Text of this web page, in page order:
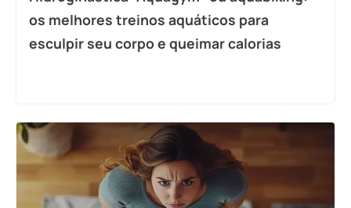
os melhores treinos aquáticos para
esculpir seu corpo e queimar calorias